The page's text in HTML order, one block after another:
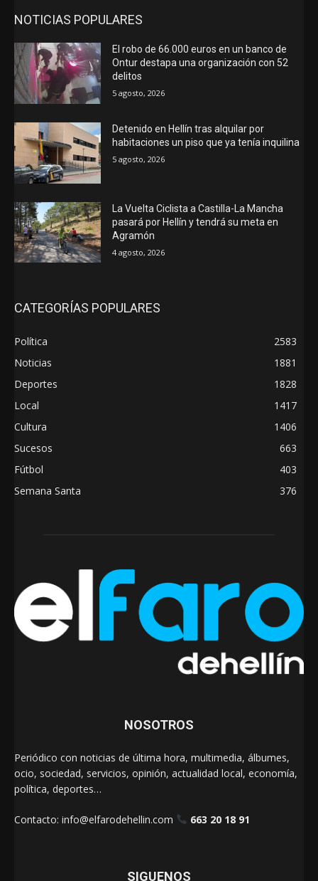
NOTICIAS POPULARES
El robo de 66.000 euros en un banco de
Ontur destapa una organización con 52
delitos
5 agosto, 2026
Detenido en Hellín tras alquilar por
habitaciones un piso que ya tenía inquilina
5 agosto, 2026
La Vuelta Ciclista a Castilla-La Mancha
pasará por Hellín y tendrá su meta en
Agramón
4 agosto, 2026
CATEGORÍAS POPULARES
Política
2583
Noticias
1881
Deportes
1828
Local
1417
Cultura
1406
Sucesos
663
Fútbol
403
Semana Santa
376
NOSOTROS
Periódico con noticias de última hora, multimedia, álbumes,
ocio, sociedad, servicios, opinión, actualidad local, economía,
política, deportes…
Contacto: info@elfarodehellin.com 663 20 18 91
SIGUENOS